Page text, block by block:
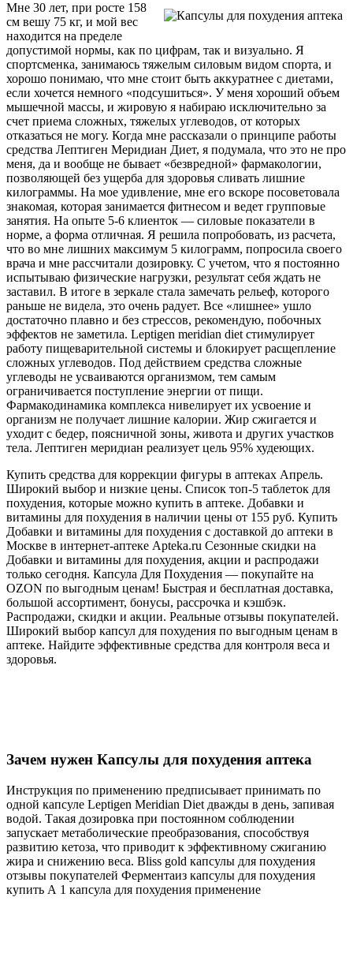
Мне 30 лет, при росте 158
см вешу 75 кг, и мой вес
находится на пределе
допустимой нормы, как по цифрам, так и визуально. Я
спортсменка, занимаюсь тяжелым силовым видом спорта, и
хорошо понимаю, что мне стоит быть аккуратнее с диетами,
если хочется немного «подсушиться». У меня хороший объем
мышечной массы, и жировую я набираю исключительно за
счет приема сложных, тяжелых углеводов, от которых
отказаться не могу. Когда мне рассказали о принципе работы
средства Лептиген Меридиан Диет, я подумала, что это не про
меня, да и вообще не бывает «безвредной» фармакологии,
позволяющей без ущерба для здоровья сливать лишние
килограммы. На мое удивление, мне его вскоре посоветовала
знакомая, которая занимается фитнесом и ведет групповые
занятия. На опыте 5-6 клиенток — силовые показатели в
норме, а форма отличная. Я решила попробовать, из расчета,
что во мне лишних максимум 5 килограмм, попросила своего
врача и мне рассчитали дозировку. С учетом, что я постоянно
испытываю физические нагрузки, результат себя ждать не
заставил. В итоге в зеркале стала замечать рельеф, которого
раньше не видела, это очень радует. Все «лишнее» ушло
достаточно плавно и без стрессов, рекомендую, побочных
эффектов не заметила. Leptigen meridian diet стимулирует
работу пищеварительной системы и блокирует расщепление
сложных углеводов. Под действием средства сложные
углеводы не усваиваются организмом, тем самым
ограничивается поступление энергии от пищи.
Фармакодинамика комплекса нивелирует их усвоение и
организм не получает лишние калории. Жир сжигается и
уходит с бедер, поясничной зоны, живота и других участков
тела. Лептиген меридиан реализует цель 95% худеющих.
Купить средства для коррекции фигуры в аптеках Апрель.
Широкий выбор и низкие цены. Список топ-5 таблеток для
похудения, которые можно купить в аптеке. Добавки и
витамины для похудения в наличии цены от 155 руб. Купить
Добавки и витамины для похудения с доставкой до аптеки в
Москве в интернет-аптеке Apteka.ru Сезонные скидки на
Добавки и витамины для похудения, акции и распродажи
только сегодня. Капсула Для Похудения — покупайте на
OZON по выгодным ценам! Быстрая и бесплатная доставка,
большой ассортимент, бонусы, рассрочка и кэшбэк.
Распродажи, скидки и акции. Реальные отзывы покупателей.
Широкий выбор капсул для похудения по выгодным ценам в
аптеке. Найдите эффективные средства для контроля веса и
здоровья.
Зачем нужен Капсулы для похудения аптека
Инструкция по применению предписывает принимать по
одной капсуле Leptigen Meridian Diеt дважды в день, запивая
водой. Такая дозировка при постоянном соблюдении
запускает метаболические преобразования, способствуя
развитию кетоза, что приводит к эффективному сжиганию
жира и снижению веса. Bliss gold капсулы для похудения
отзывы покупателей Ферментаиз капсулы для похудения
купить А 1 капсула для похудения применение